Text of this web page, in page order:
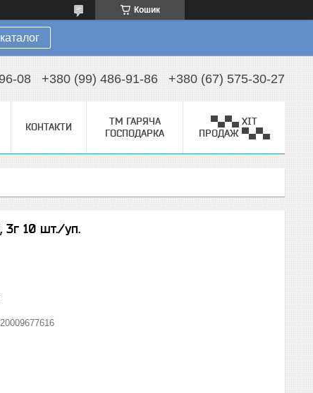
Кошик
08 +380 (99) 486-91-86 +380 (67) 575-30-27
КОНТАКТИ
ТМ ГАРЯЧА
ГОСПОДАРКА
▀▄▀▄ ХІТ
ПРОДАЖ ▀▄▀▄
3г 10 шт./уп.